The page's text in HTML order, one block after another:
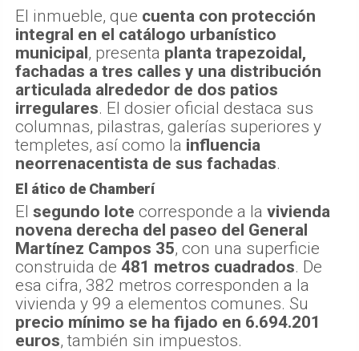
El inmueble, que cuenta con protección
integral en el catálogo urbanístico
municipal, presenta planta trapezoidal,
fachadas a tres calles y una distribución
articulada alrededor de dos patios
irregulares. El dosier oficial destaca sus
columnas, pilastras, galerías superiores y
templetes, así como la influencia
neorrenacentista de sus fachadas.
El ático de Chamberí
El segundo lote corresponde a la vivienda
novena derecha del paseo del General
Martínez Campos 35, con una superficie
construida de 481 metros cuadrados. De
esa cifra, 382 metros corresponden a la
vivienda y 99 a elementos comunes. Su
precio mínimo se ha fijado en 6.694.201
euros, también sin impuestos.